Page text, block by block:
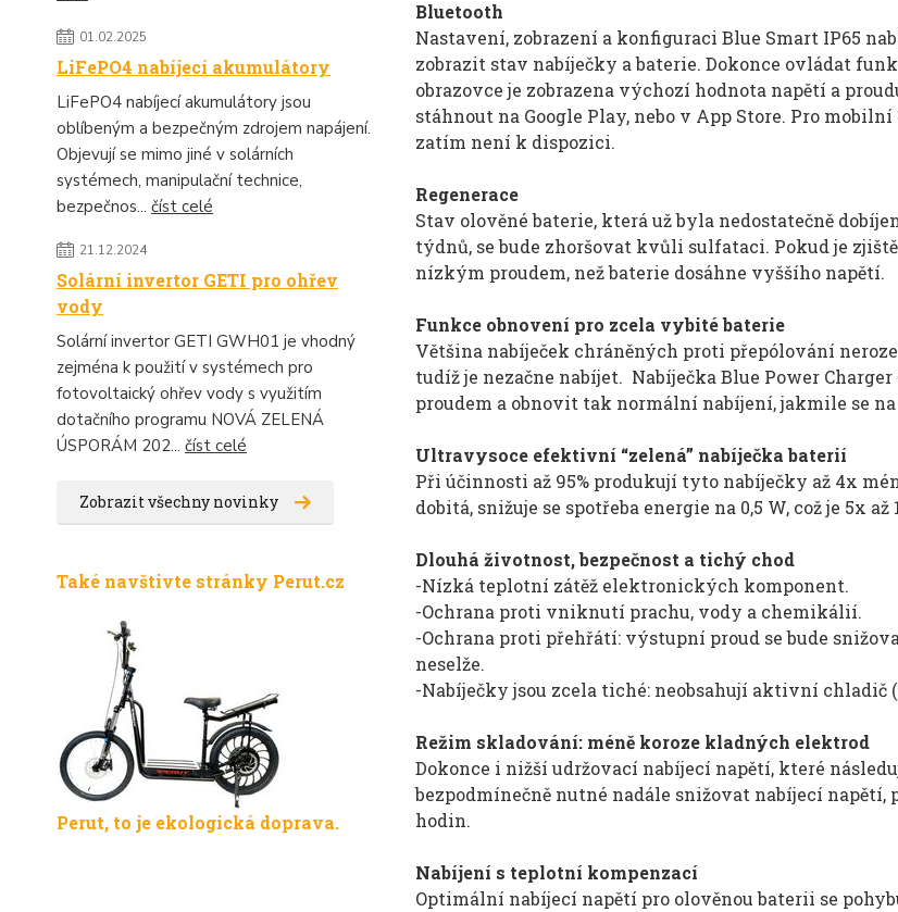
01.02.2025
LiFePO4 nabíjecí akumulátory
LiFePO4 nabíjecí akumulátory jsou
oblíbeným a bezpečným zdrojem napájení.
Objevují se mimo jiné v solárních
systémech, manipulační technice,
bezpečnos... číst celé
21.12.2024
Solární invertor GETI pro ohřev
vody
Solární invertor GETI GWH01 je vhodný
zejména k použití v systémech pro
fotovoltaický ohřev vody s využitím
dotačního programu NOVÁ ZELENÁ
ÚSPORÁM 202... číst celé
Zobrazit všechny novinky
Také navštivte stránky Perut.cz
Perut, to je ekologická doprava.
Bluetooth
Nastavení, zobrazení a konfiguraci Blue Smart IP65
zobrazit stav nabíječky a baterie. Dokonce ovládat
obrazovce je zobrazena výchozí hodnota napětí a
stáhnout na Google Play, nebo v App Store. Pro
zatím není k dispozici.
Regenerace
Stav olověné baterie, která už byla nedostatečně
týdnů, se bude zhoršovat kvůli sulfataci. Pokud je
nízkým proudem, než baterie dosáhne vyššího napětí.
Funkce obnovení pro zcela vybité baterie
Většina nabíječek chráněných proti přepólování
tudíž je nezačne nabíjet. NabíječkaBlue Power Charger
proudem a obnovit tak normální nabíjení, jakmile se
Ultravysoce efektivní “zelená” nabíječka baterií
Při účinnosti až 95% produkují tyto nabíječky až 4x
dobitá, snižuje se spotřeba energie na 0,5 W, což je 5x
Dlouhá životnost, bezpečnost a tichý chod
-Nízká teplotní zátěž elektronických komponent.
-Ochrana proti vniknutí prachu, vody a chemikálií.
-Ochrana proti přehřátí: výstupní proud se bude
neselže.
-Nabíječky jsou zcela tiché: neobsahují aktivní chladič
Režim skladování: méně koroze kladných elektrod
Dokonce i nižší udržovací nabíjecí napětí, které
bezpodmínečně nutné nadále snižovat nabíjecí napětí,
hodin.
Nabíjení s teplotní kompenzací
Optimální nabíjecí napětí pro olověnou baterii se